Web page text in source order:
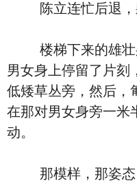
陈立连忙后退，
楼梯下来的雄壮
男女身上停留了片刻
低矮草丛旁，然后，
在那对男女身旁一米
动。
那模样，那姿态